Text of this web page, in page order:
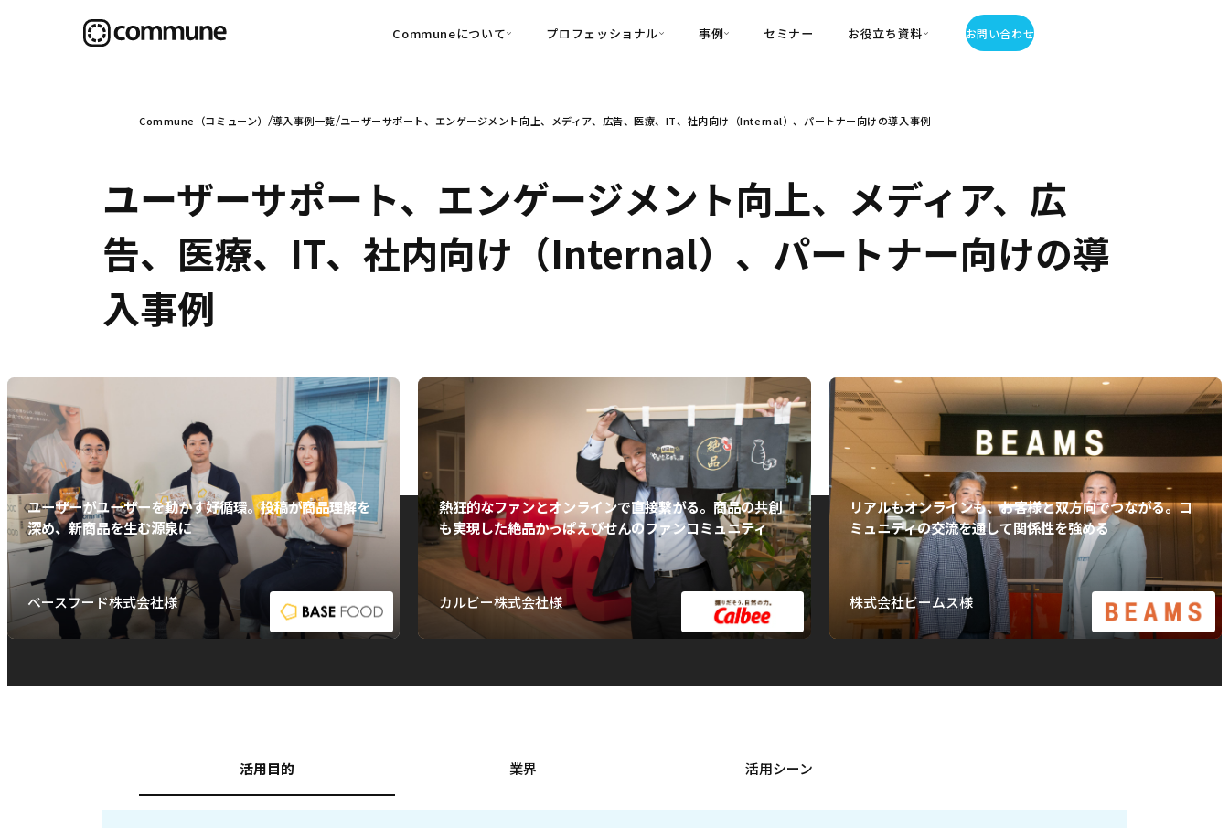
Communeについて
可視化
育成
・Commune Voice ・Commune Navigator
信頼を醸成する信頼起点経営基盤
・Commune CRM（旧：
SuccessHub）
プロフェッショナル
・Customer-Led Growth
事例
導入事例
セミナー お役立ち資料
・お役立ち資料
お問い合わせ
Commune（コミューン） 導入事例一覧 ユーザーサポート、エンゲージメント向上、メディア、広告、医療、IT、社内向け（Internal）、パートナー向けの導入事例
ユーザーサポート、エンゲージメント向上、メディア、広
告、医療、IT、社内向け（Internal）、パートナー向けの導
入事例
ユーザーがユーザーを動かす好循環。投稿が商品理解を
深め、新商品を生む源泉に
ベースフード株式会社様
熱狂的なファンとオンラインで直接繋がる。商品の共創
も実現した絶品かっぱえびせんのファンコミュニティ
カルビー株式会社様
リアルもオンラインも、お客様と双方向でつながる。コ
ミュニティの交流を通して関係性を強める
株式会社ビームス様
活用目的 業界 活用シーン